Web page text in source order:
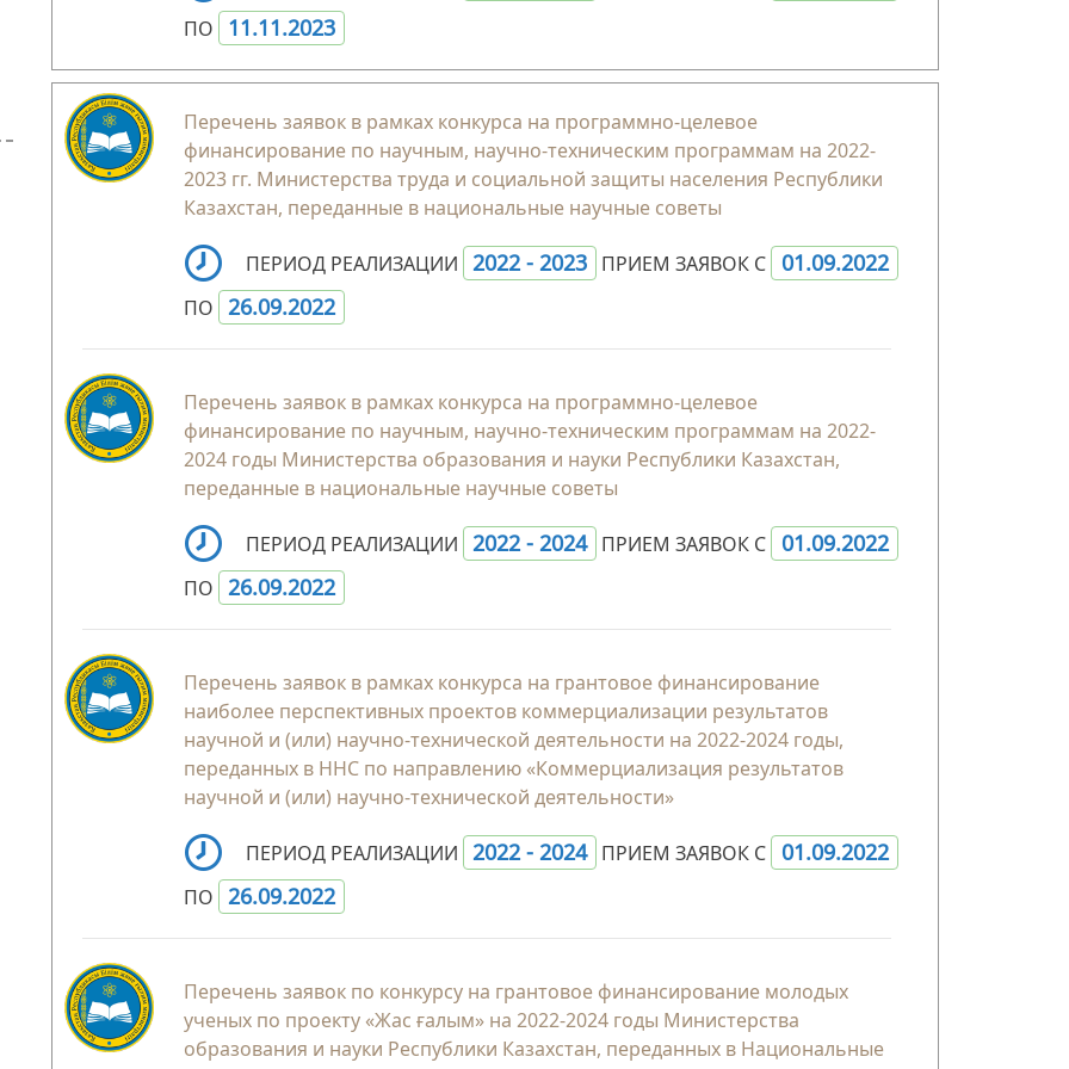
ПО 11.11.2023
Перечень заявок в рамках конкурса на программно-целевое
финансирование по научным, научно-техническим программам на 2022-
2023 гг. Министерства труда и социальной защиты населения Республики
Казахстан, переданные в национальные научные советы
ПЕРИОД РЕАЛИЗАЦИИ 2022 - 2023 ПРИЕМ ЗАЯВОК С 01.09.2022
ПО 26.09.2022
Перечень заявок в рамках конкурса на программно-целевое
финансирование по научным, научно-техническим программам на 2022-
2024 годы Министерства образования и науки Республики Казахстан,
переданные в национальные научные советы
ПЕРИОД РЕАЛИЗАЦИИ 2022 - 2024 ПРИЕМ ЗАЯВОК С 01.09.2022
ПО 26.09.2022
Перечень заявок в рамках конкурса на грантовое финансирование
наиболее перспективных проектов коммерциализации результатов
научной и (или) научно-технической деятельности на 2022-2024 годы,
переданных в ННС по направлению «Коммерциализация результатов
научной и (или) научно-технической деятельности»
ПЕРИОД РЕАЛИЗАЦИИ 2022 - 2024 ПРИЕМ ЗАЯВОК С 01.09.2022
ПО 26.09.2022
Перечень заявок по конкурсу на грантовое финансирование молодых
ученых по проекту «Жас ғалым» на 2022-2024 годы Министерства
образования и науки Республики Казахстан, переданных в Национальные